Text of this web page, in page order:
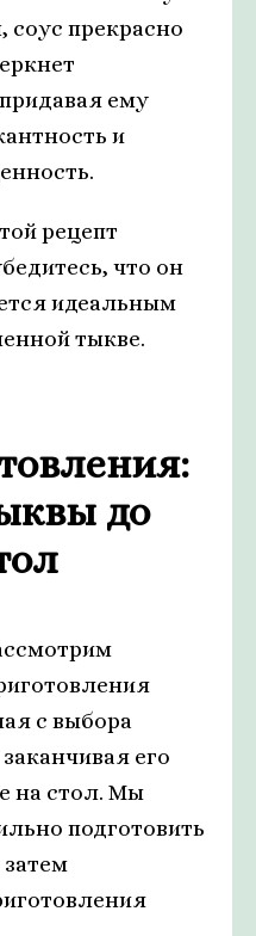
соус прекрасно
ему
и
рецепт
что он
идеальным
тыкве.
до
с выбора
его
на стол. Мы
подготовить